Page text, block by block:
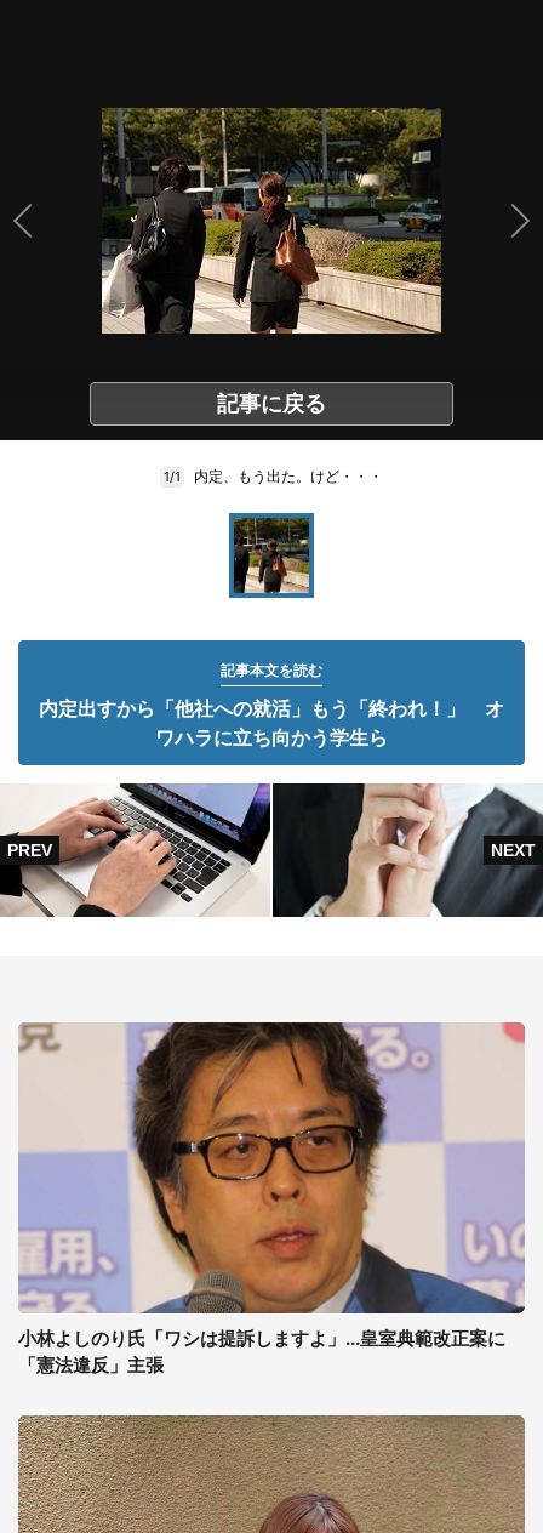
記事に戻る
1/1 内定、もう出た。けど・・・
記事本文を読む
内定出すから「他社への就活」もう「終われ！」 オ
ワハラに立ち向かう学生ら
小林よしのり氏「ワシは提訴しますよ」...皇室典範改正案に
「憲法違反」主張